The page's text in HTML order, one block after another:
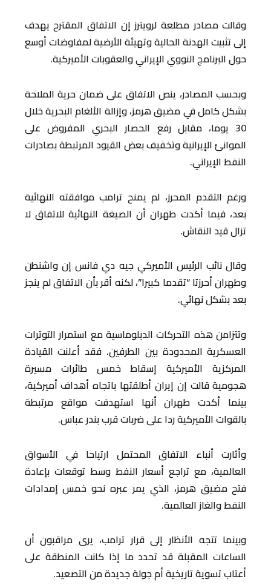
وقالت مصادر مطلعة لرويترز إن الاتفاق المقترح يهدف
إلى تثبيت الهدنة الحالية وتهيئة الأرضية لمفاوضات أوسع
حول البرنامج النووي الإيراني والعقوبات الأميركية.
وبحسب المصادر، ينص الاتفاق على ضمان حرية الملاحة
بشكل كامل في مضيق هرمز، وإزالة الألغام البحرية خلال
30 يوما، مقابل رفع الحصار البحري المفروض على
الموانئ الإيرانية وتخفيف بعض القيود المرتبطة بصادرات
النفط الإيراني.
ورغم التقدم المحرز، لم يمنح ترامب موافقته النهائية
بعد، فيما أكدت طهران أن الصيغة النهائية للاتفاق لا
تزال قيد النقاش.
وقال نائب الرئيس الأميركي جيه دي فانس إن واشنطن
وطهران أحرزتا “تقدما كبيرا”، لكنه أقر بأن الاتفاق لم ينجز
بعد بشكل نهائي.
وتتزامن هذه التحركات الدبلوماسية مع استمرار التوترات
العسكرية المحدودة بين الطرفين. فقد أعلنت القيادة
المركزية الأميركية إسقاط خمس طائرات مسيرة
هجومية قالت إن إيران أطلقتها باتجاه أهداف أميركية،
بينما أكدت طهران أنها استهدفت مواقع مرتبطة
بالقوات الأميركية ردا على ضربات قرب بندر عباس.
وأثارت أنباء الاتفاق المحتمل ارتياحا في الأسواق
العالمية، مع تراجع أسعار النفط وسط توقعات بإعادة
فتح مضيق هرمز، الذي يمر عبره نحو خمس إمدادات
النفط والغاز العالمية.
وبينما تتجه الأنظار إلى قرار ترامب، يرى مراقبون أن
الساعات المقبلة قد تحدد ما إذا كانت المنطقة على
أعتاب تسوية تاريخية أم جولة جديدة من التصعيد.